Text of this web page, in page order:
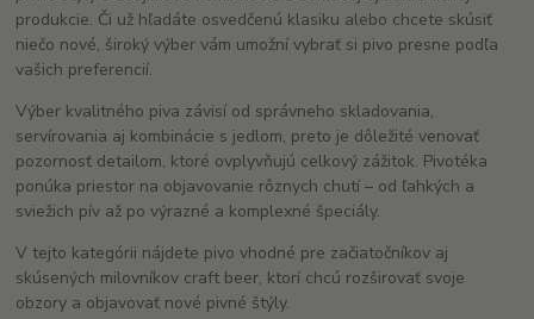
produkcie. Či už hľadáte osvedčenú klasiku alebo chcete skúsiť
niečo nové, široký výber vám umožní vybrať si pivo presne podľa
vašich preferencií.
Výber kvalitného piva závisí od správneho skladovania,
servírovania aj kombinácie s jedlom, preto je dôležité venovať
pozornosť detailom, ktoré ovplyvňujú celkový zážitok. Pivotéka
ponúka priestor na objavovanie rôznych chutí – od ľahkých a
sviežich pív až po výrazné a komplexné špeciály.
V tejto kategórii nájdete pivo vhodné pre začiatočníkov aj
skúsených milovníkov craft beer, ktorí chcú rozširovať svoje
obzory a objavovať nové pivné štýly.